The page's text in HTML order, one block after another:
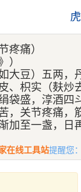
痛）
）
大豆）五两
、枳实（麸炒
袋盛，淳酒四
，关节疼痛，
加至一盏，日
在线工具站提醒您